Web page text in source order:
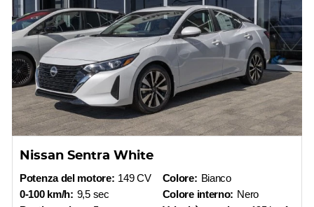
Nissan Sentra White
Potenza del motore: 149 CV
0-100 km/h: 9,5 sec
Colore: Bianco
Colore interno: Nero